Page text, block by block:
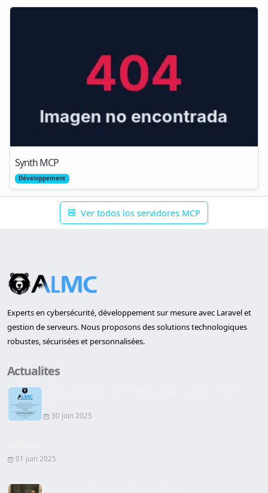
Synth MCP
Développement
Ver todos los servidores MCP
Experts en cybersécurité, développement sur mesure avec Laravel et
gestion de serveurs. Nous proposons des solutions technologiques
robustes, sécurisées et personnalisées.
Actualites
30 juin 2025
01 juin 2025